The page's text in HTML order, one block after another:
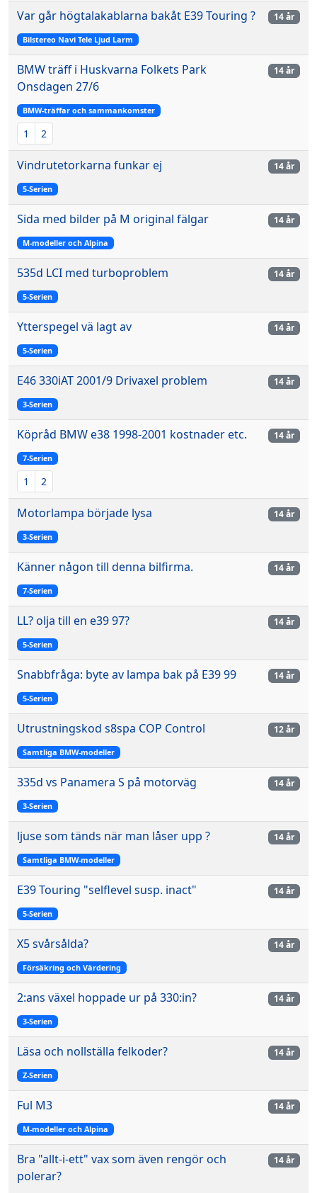
Var går högtalakablarna bakåt E39 Touring ?
Bilstereo Navi Tele Ljud Larm
14 år
BMW träff i Huskvarna Folkets Park
Onsdagen 27/6
BMW-träffar och sammankomster
1 2
14 år
Vindrutetorkarna funkar ej
5-Serien
14 år
Sida med bilder på M original fälgar
M-modeller och Alpina
14 år
535d LCI med turboproblem
5-Serien
14 år
Ytterspegel vä lagt av
5-Serien
14 år
E46 330iAT 2001/9 Drivaxel problem
3-Serien
14 år
Köpråd BMW e38 1998-2001 kostnader etc.
7-Serien
1 2
14 år
Motorlampa började lysa
3-Serien
14 år
Känner någon till denna bilfirma.
7-Serien
14 år
LL? olja till en e39 97?
5-Serien
14 år
Snabbfråga: byte av lampa bak på E39 99
5-Serien
14 år
Utrustningskod s8spa COP Control
Samtliga BMW-modeller
12 år
335d vs Panamera S på motorväg
3-Serien
14 år
ljuse som tänds när man låser upp ?
Samtliga BMW-modeller
14 år
E39 Touring "selflevel susp. inact"
5-Serien
14 år
X5 svårsålda?
Försäkring och Värdering
14 år
2:ans växel hoppade ur på 330:in?
3-Serien
14 år
Läsa och nollställa felkoder?
Z-Serien
14 år
Ful M3
M-modeller och Alpina
14 år
Bra "allt-i-ett" vax som även rengör och
polerar?
14 år